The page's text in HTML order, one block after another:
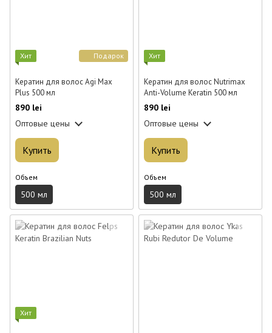
Подарок
Хит
Кератин для волос Agi Max
Plus 500 мл
890 lei
Оптовые цены
Купить
Объем
500 мл
Хит
Кератин для волос Nutrimax
Anti-Volume Keratin 500 мл
890 lei
Оптовые цены
Купить
Объем
500 мл
Хит